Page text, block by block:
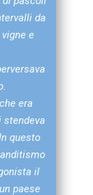
da
e
era
stendeva
questo
il
paese